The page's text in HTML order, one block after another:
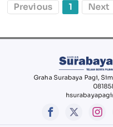
Previous 1 Next
Graha Surabaya Pagi,